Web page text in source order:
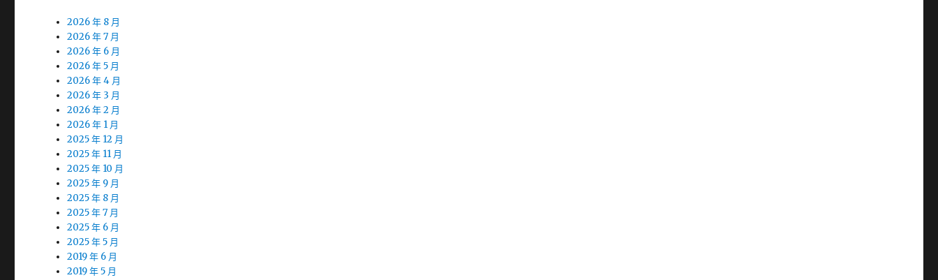
2026 年 8 月
2026 年 7 月
2026 年 6 月
2026 年 5 月
2026 年 4 月
2026 年 3 月
2026 年 2 月
2026 年 1 月
2025 年 12 月
2025 年 11 月
2025 年 10 月
2025 年 9 月
2025 年 8 月
2025 年 7 月
2025 年 6 月
2025 年 5 月
2019 年 6 月
2019 年 5 月